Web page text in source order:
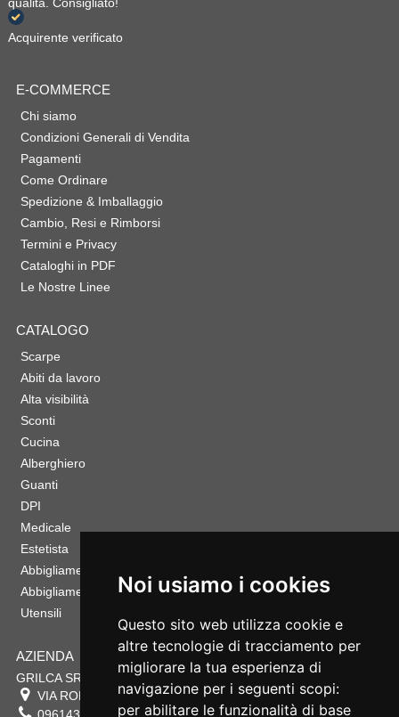
Noi usiamo i cookies
Questo sito web utilizza cookie e
altre tecnologie di tracciamento per
migliorare la tua esperienza di
navigazione per i seguenti scopi:
per abilitare le funzionalità di base
qualità. Consigliato!
Acquirente verificato
E-COMMERCE
Chi siamo
Condizioni Generali di Vendita
Pagamenti
Come Ordinare
Spedizione & Imballaggio
Cambio, Resi e Rimborsi
Termini e Privacy
Cataloghi in PDF
Le Nostre Linee
CATALOGO
Scarpe
Abiti da lavoro
Alta visibilità
Sconti
Cucina
Alberghiero
Guanti
DPI
Medicale
Estetista
Abbigliamento Sportivo
Abbigliamento Bambino
Utensili
AZIENDA
GRILCA SRL
VIA ROMA 180 88054 SERSALE CZ